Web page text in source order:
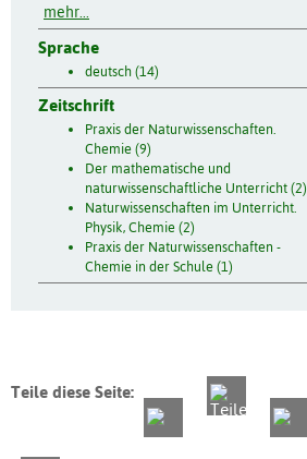
mehr...
Sprache
deutsch (14)
Zeitschrift
Praxis der Naturwissenschaften.
Chemie (9)
Der mathematische und
naturwissenschaftliche Unterricht (2)
Naturwissenschaften im Unterricht.
Physik, Chemie (2)
Praxis der Naturwissenschaften -
Chemie in der Schule (1)
Teile diese Seite: